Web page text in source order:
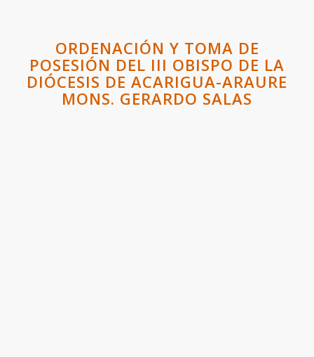
ORDENACIÓN Y TOMA DE
POSESIÓN DEL III OBISPO DE LA
DIÓCESIS DE ACARIGUA-ARAURE
MONS. GERARDO SALAS